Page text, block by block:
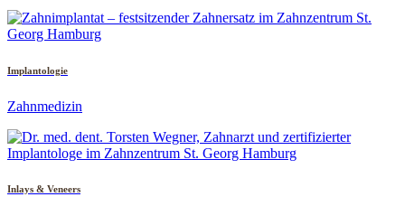
Implantologie
Zahnmedizin
Inlays & Veneers